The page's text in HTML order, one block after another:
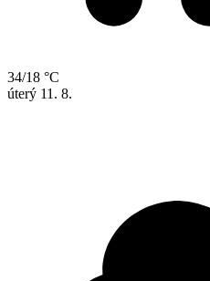
34/18 °C
úterý 11. 8.